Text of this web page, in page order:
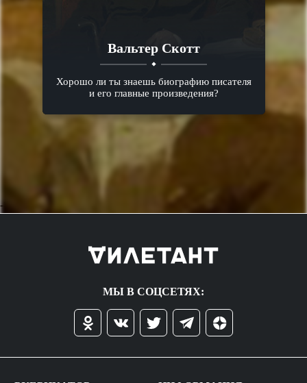
Вальтер Скотт
Хорошо ли ты знаешь биографию писателя
и его главные произведения?
->
МЫ В СОЦСЕТЯХ: